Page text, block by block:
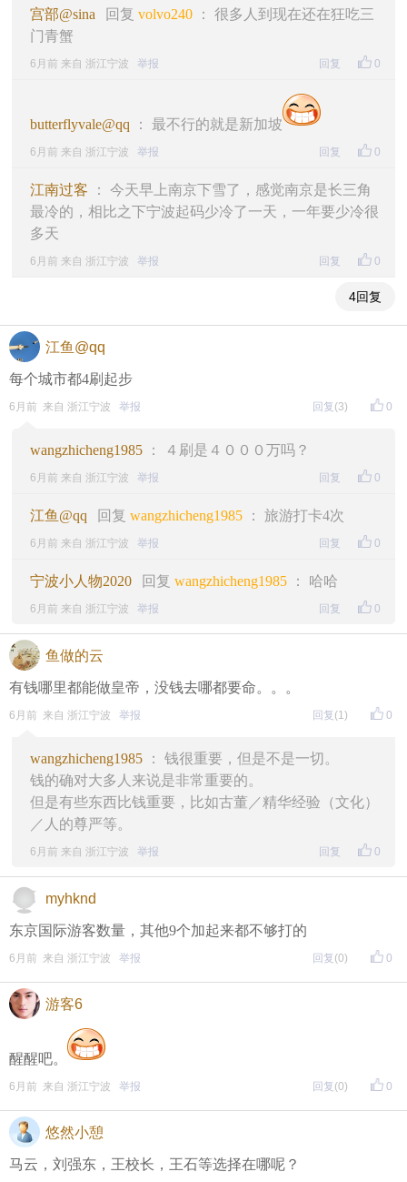
宫部@sina 回复 volvo240 ： 很多人到现在还在狂吃三
门青蟹
0
6月前 来自 浙江宁波 举报 回复
butterflyvale@qq ： 最不行的就是新加坡
0
6月前 来自 浙江宁波 举报 回复
江南过客 ： 今天早上南京下雪了，感觉南京是长三角
最冷的，相比之下宁波起码少冷了一天，一年要少冷很
多天
0
6月前 来自 浙江宁波 举报 回复
4回复
江鱼@qq
每个城市都4刷起步
0
6月前 来自 浙江宁波 举报 回复 (3)
wangzhicheng1985 ： ４刷是４０００万吗？
0
6月前 来自 浙江宁波 举报 回复
江鱼@qq 回复 wangzhicheng1985 ： 旅游打卡4次
0
6月前 来自 浙江宁波 举报 回复
宁波小人物2020 回复 wangzhicheng1985 ： 哈哈
0
6月前 来自 浙江宁波 举报 回复
鱼做的云
有钱哪里都能做皇帝，没钱去哪都要命。。。
0
6月前 来自 浙江宁波 举报 回复 (1)
wangzhicheng1985 ： 钱很重要，但是不是一切。
钱的确对大多人来说是非常重要的。
但是有些东西比钱重要，比如古董／精华经验（文化）
／人的尊严等。
0
6月前 来自 浙江宁波 举报 回复
myhknd
东京国际游客数量，其他9个加起来都不够打的
0
6月前 来自 浙江宁波 举报 回复 (0)
游客6
醒醒吧。
0
6月前 来自 浙江宁波 举报 回复 (0)
悠然小憩
马云，刘强东，王校长，王石等选择在哪呢？